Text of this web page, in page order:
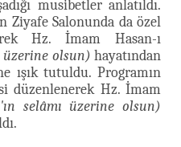
musibetler anlatıldı.
Ziyafe Salonunda da özel
Hz. İmam Hasan-ı
üzerine olsun) hayatından
ışık tutuldu. Programın
düzenlenerek Hz. İmam
selâmı üzerine olsun)